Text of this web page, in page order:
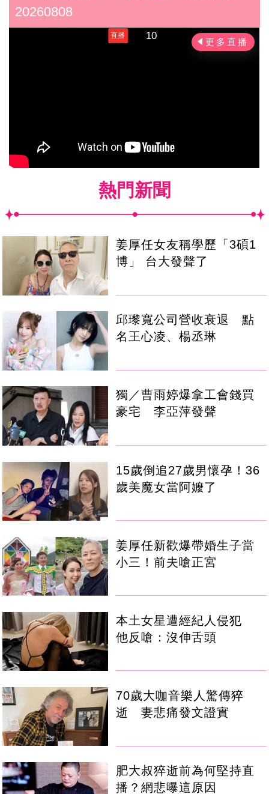
20260808
熱門新聞
姜厚任女友稱學歷「3碩1
博」 台大發聲了
邱瓈寬公司營收衰退 點
名王心凌、楊丞琳
獨／曹雨婷爆拿工會錢買
豪宅 李亞萍發聲
15歲倒追27歲男懷孕！36
歲美魔女當阿嬤了
姜厚任新歡爆帶婚生子當
小三！前夫嗆正宮
本土女星遭經紀人侵犯
他反嗆：沒伸舌頭
70歲大咖音樂人驚傳猝
逝 妻悲痛發文證實
肥大叔猝逝前為何堅持直
播？網悲曝這原因